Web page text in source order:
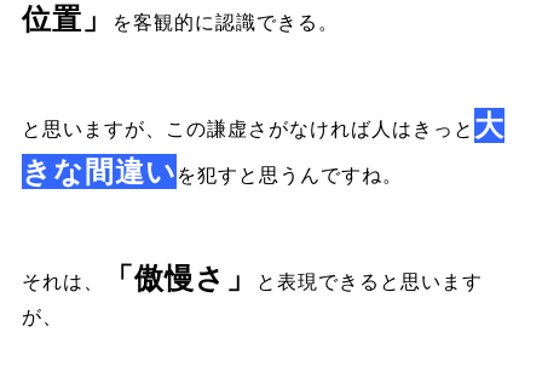
位置」 を客観的に認識できる。
と思いますが、この謙虚さがなければ人はきっと 大
きな間違い を犯すと思うんですね。
それは、 「傲慢さ」
と表現できると思います
が、